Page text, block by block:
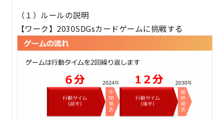
（１）ルールの説明
【ワーク】2030SDGsカードゲームに挑戦する